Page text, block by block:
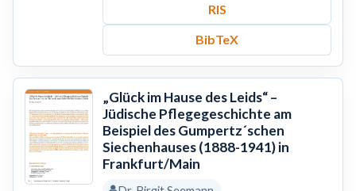
RIS
BibTeX
„Glück im Hause des Leids“ –
Jüdische Pflegegeschichte am
Beispiel des Gumpertz´schen
Siechenhauses (1888-1941) in
Frankfurt/Main